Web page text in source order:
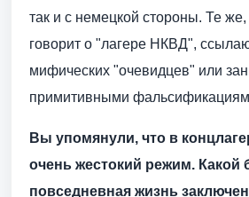
так и с немецкой стороны. Те же,
говорит о "лагере НКВД",
мифических "очевидцев" или
примитивными
Вы упомянули, что в
очень жестокий режим. Какой
повседневная жизнь